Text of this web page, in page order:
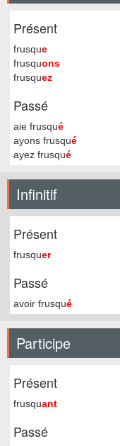
Présent
frusque
frusquons
frusquez
Passé
aie frusqué
ayons frusqué
ayez frusqué
Infinitif
Présent
frusquer
Passé
avoir frusqué
Participe
Présent
frusquant
Passé